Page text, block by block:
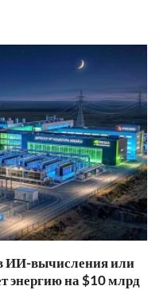
ИИ-вычисления или
энергию на $10 млрд